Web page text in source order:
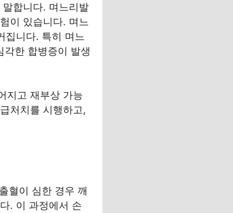
합니다. 며느리발
이 있습니다. 며느
집니다. 특히 며느
한 합병증이 발생
지고 재부상 가능
처치를 시행하고,
혈이 심한 경우 깨
. 이 과정에서 손